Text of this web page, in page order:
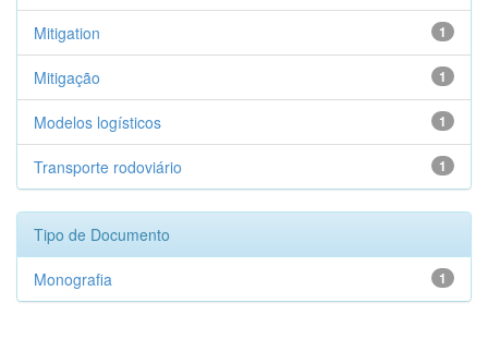
1
Mitigation
1
Mitigação
1
Modelos logísticos
1
Transporte rodoviário
Tipo de Documento
1
Monografia